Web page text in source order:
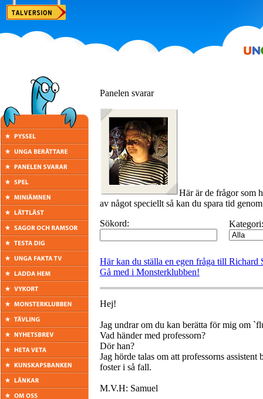
Panelen svarar
Här är de frågor som
av något speciellt så kan du spara tid
Sökord:
Kategori:
Här kan du ställa en egen fråga till Richard
Gå med i Monsterklubben!
Hej!
Jag undrar om du kan berätta för mig om
Vad händer med professorn?
Dör han?
Jag hörde talas om att professorns
foster i så fall.
M.V.H: Samuel